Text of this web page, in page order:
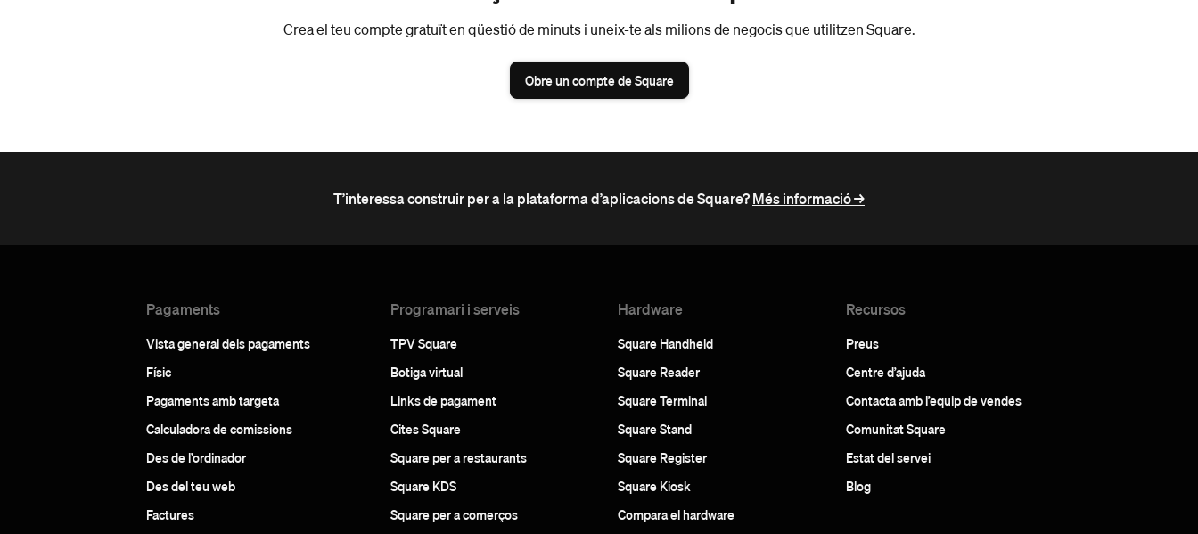
Crea el teu compte gratuït en qüestió de minuts i uneix-te als milions de negocis que utilitzen Square.
Obre un compte de Square
T’interessa construir per a la plataforma d’aplicacions de Square?Més informació ->
Pagaments
Vista general dels pagaments
Físic
Pagaments amb targeta
Calculadora de comissions
Des de l’ordinador
Des del teu web
Factures
Programari i serveis
TPV Square
Botiga virtual
Links de pagament
Cites Square
Square per a restaurants
Square KDS
Square per a comerços
Hardware
Square Handheld
Square Reader
Square Terminal
Square Stand
Square Register
Square Kiosk
Compara el hardware
Recursos
Preus
Centre d’ajuda
Contacta amb l’equip de vendes
Comunitat Square
Estat del servei
Blog